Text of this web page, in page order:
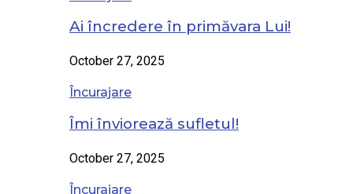
Ai încredere în primăvara Lui!
October 27, 2025
Încurajare
Îmi înviorează sufletul!
October 27, 2025
Încurajare